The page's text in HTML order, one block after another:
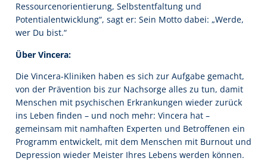
Ressourcenorientierung, Selbstentfaltung und
Potentialentwicklung“, sagt er: Sein Motto dabei: „Werde,
wer Du bist.“
Über Vincera:
Die Vincera-Kliniken haben es sich zur Aufgabe gemacht,
von der Prävention bis zur Nachsorge alles zu tun, damit
Menschen mit psychischen Erkrankungen wieder zurück
ins Leben finden – und noch mehr: Vincera hat –
gemeinsam mit namhaften Experten und Betroffenen ein
Programm entwickelt, mit dem Menschen mit Burnout und
Depression wieder Meister Ihres Lebens werden können.